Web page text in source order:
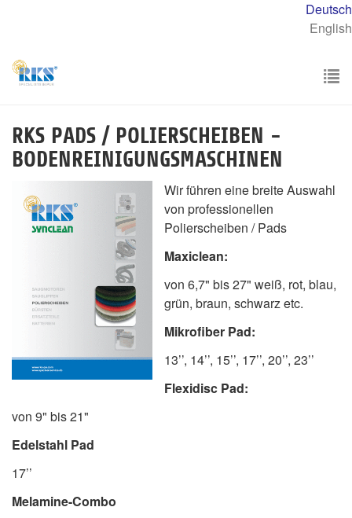
content
Deutsch
English
RKS PADS / POLIERSCHEIBEN -
BODENREINIGUNGSMASCHINEN
Wir führen eine breite Auswahl
von professionellen
Polierscheiben / Pads
Maxiclean:
von 6,7" bis 27" weiß, rot, blau,
grün, braun, schwarz etc.
Mikrofiber Pad:
13’’, 14’’, 15’’, 17’’, 20’’, 23’’
Flexidisc Pad:
von 9" bis 21"
Edelstahl Pad
17’’
Melamine-Combo